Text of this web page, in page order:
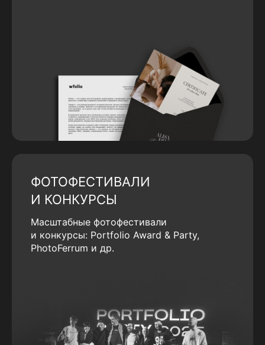
ФОТОФЕСТИВАЛИ
И КОНКУРСЫ
Масштабные фотофестивали
и конкурсы: Portfolio Award & Party,
PhotoFerrum и др.